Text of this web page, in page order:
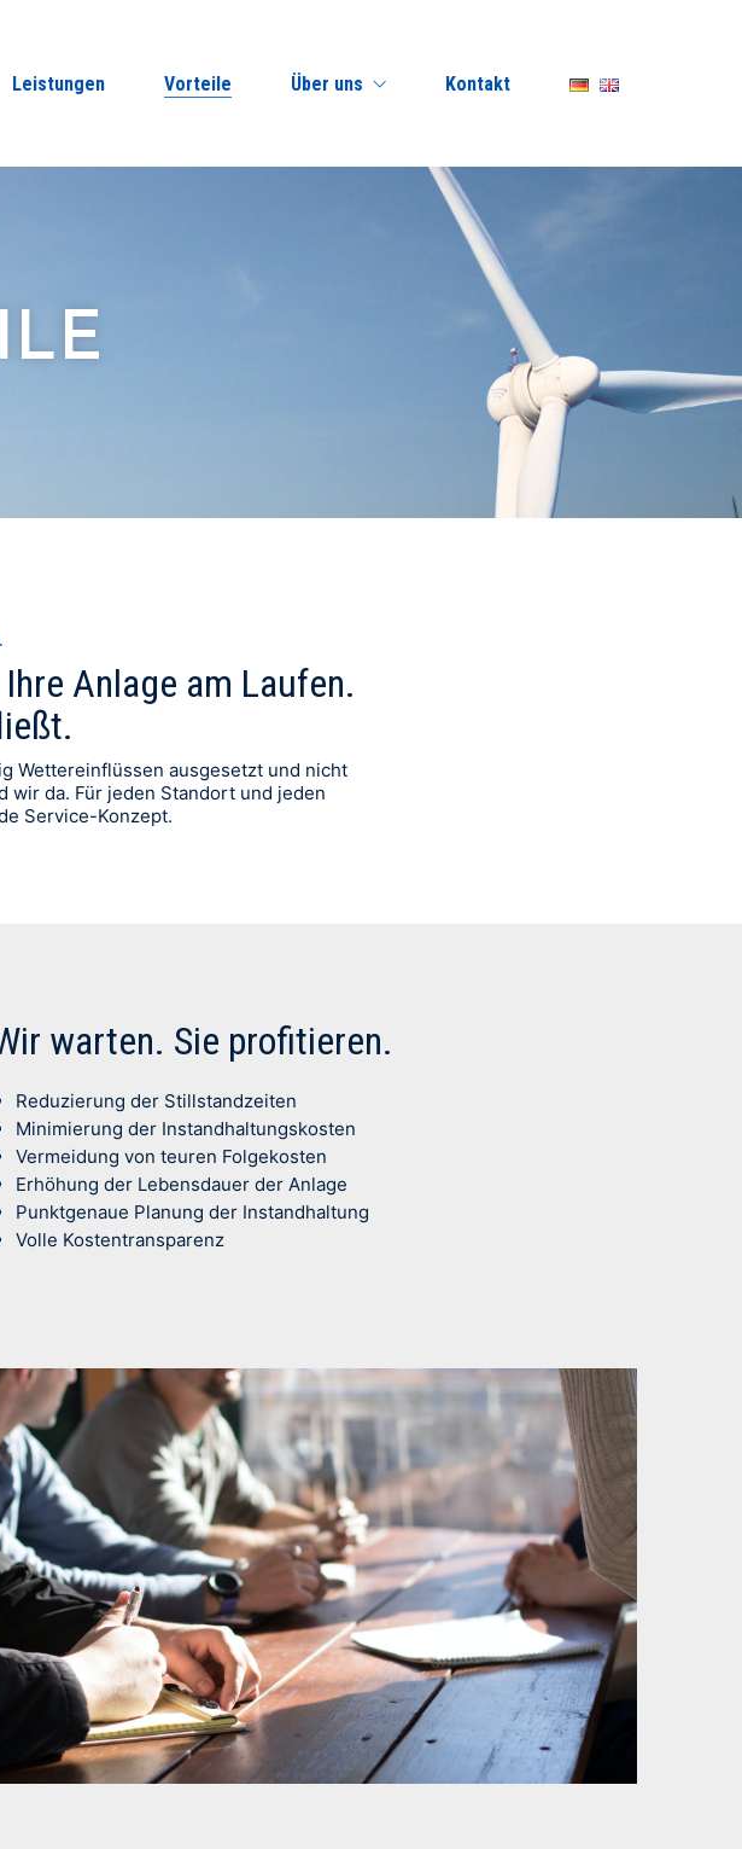
Leistungen Vorteile Über uns Kontakt
Anlage am Laufen.
Wettereinflüssen ausgesetzt und nicht
wir da. Für jeden Standort und jeden
Service-Konzept.
warten. Sie profitieren.
Reduzierung der Stillstandzeiten
Minimierung der Instandhaltungskosten
Vermeidung von teuren Folgekosten
Erhöhung der Lebensdauer der Anlage
Punktgenaue Planung der Instandhaltung
Volle Kostentransparenz